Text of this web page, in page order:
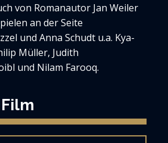
von Romanautor Jan Weiler
an der Seite
und Anna Schudt u.a. Kya-
Müller, Judith
und Nilam Farooq.